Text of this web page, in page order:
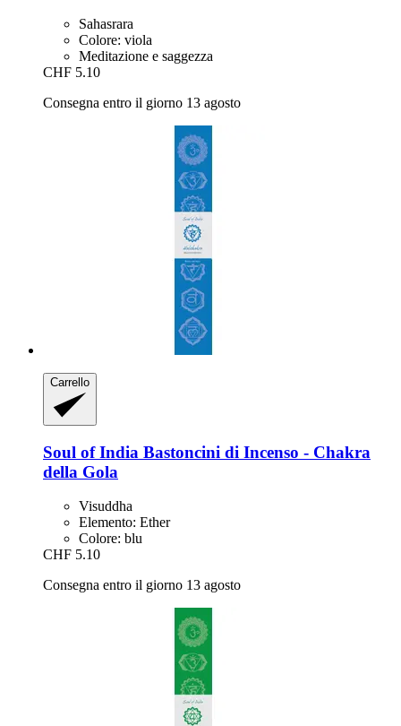
Sahasrara
Colore: viola
Meditazione e saggezza
CHF 5.10
Consegna entro il giorno 13 agosto
Carrello
Soul of India Bastoncini di Incenso -​ Chakra
della Gola
Visuddha
Elemento: Ether
Colore: blu
CHF 5.10
Consegna entro il giorno 13 agosto